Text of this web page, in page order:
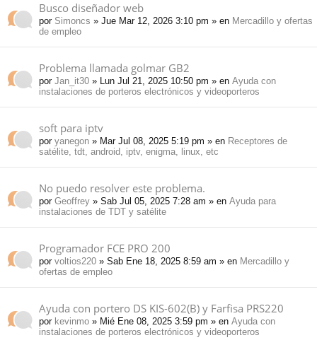
Busco diseñador web
por Simoncs » Jue Mar 12, 2026 3:10 pm » en Mercadillo y ofertas
de empleo
Problema llamada golmar GB2
por Jan_it30 » Lun Jul 21, 2025 10:50 pm » en Ayuda con
instalaciones de porteros electrónicos y videoporteros
soft para iptv
por yanegon » Mar Jul 08, 2025 5:19 pm » en Receptores de
satélite, tdt, android, iptv, enigma, linux, etc
No puedo resolver este problema.
por Geoffrey » Sab Jul 05, 2025 7:28 am » en Ayuda para
instalaciones de TDT y satélite
Programador FCE PRO 200
por voltios220 » Sab Ene 18, 2025 8:59 am » en Mercadillo y
ofertas de empleo
Ayuda con portero DS KIS-602(B) y Farfisa PRS220
por kevinmo » Mié Ene 08, 2025 3:59 pm » en Ayuda con
instalaciones de porteros electrónicos y videoporteros